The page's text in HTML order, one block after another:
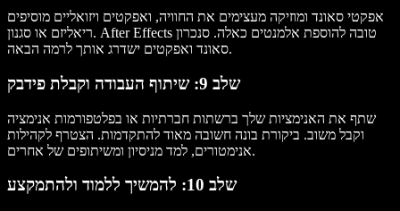
אפקטי סאונד ומוזיקה מעצימים את החוויה, ואפקטים ויזואליים מוסיפים
ריאליזם או סגנון. After Effects טובה להוספת אלמנטים כאלה. סנכרון
סאונד ואפקטים ישדרג אותך לרמה הבאה.
שלב 9: שיתוף העבודה וקבלת פידבק
שתף את האנימציות שלך ברשתות חברתיות או בפלטפורמות אנימציה
וקבל משוב. ביקורת בונה חשובה מאוד להתקדמות. הצטרף לקהילות
אנימטורים, למד מניסיון ומשיתופים של אחרים.
שלב 10: להמשיך ללמוד ולהתמקצע